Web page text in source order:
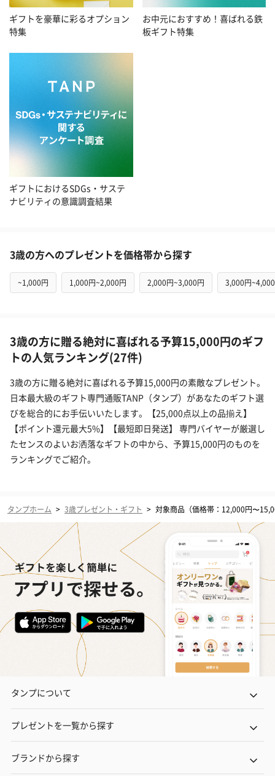
ギフトを豪華に彩るオプション
特集
お中元におすすめ！喜ばれる鉄
板ギフト特集
ギフトにおけるSDGs・サステ
ナビリティの意識調査結果
3歳の方へのプレゼントを価格帯から探す
~1,000円 1,000円~2,000円 2,000円~3,000円 3,000円
3歳の方に贈る絶対に喜ばれる予算15,000円のギフ
トの人気ランキング(27件)
3歳の方に贈る絶対に喜ばれる予算15,000円の素敵なプレゼント。
日本最大級のギフト専門通販TANP（タンプ）があなたのギフト選
びを総合的にお手伝いいたします。【25,000点以上の品揃え】
【ポイント還元最大5%】【最短即日発送】 専門バイヤーが厳選し
たセンスのよいお洒落なギフトの中から、予算15,000円のものを
ランキングでご紹介。
タンプホーム > 3歳プレゼント・ギフト > 対象商品（価格帯：12,000円〜
タンプについて
プレゼントを一覧から探す
ブランドから探す